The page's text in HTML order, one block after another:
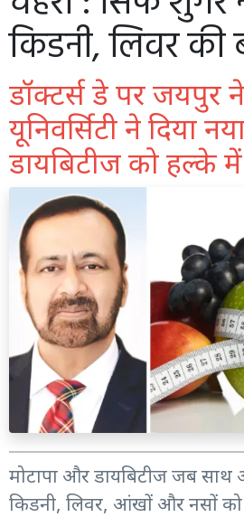
किडनी, लिवर की
डॉक्टर्स डे पर जयपुर
यूनिवर्सिटी ने दिया
डायबिटीज को हल्के
मोटापा और डायबिटीज जब साथ
किडनी, लिवर, आंखों और नसों